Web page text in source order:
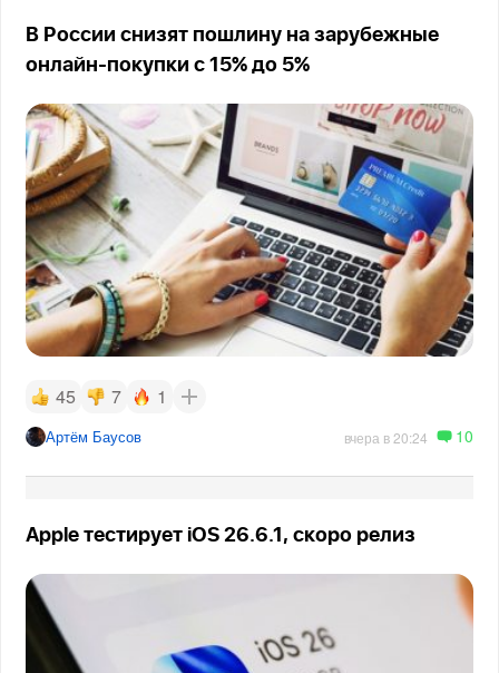
В России снизят пошлину на зарубежные
онлайн-покупки с 15% до 5%
45 7 1
Артём Баусов вчера в 20:24 10
Apple тестирует iOS 26.6.1, скоро релиз